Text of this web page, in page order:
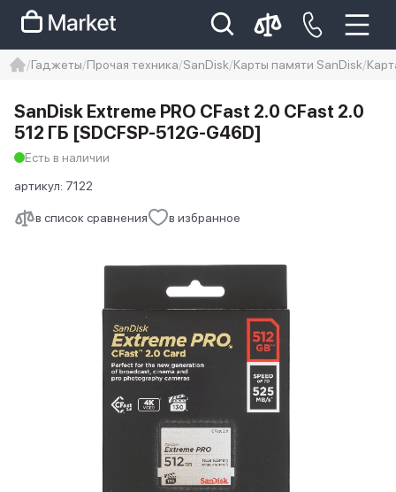
Iphone 14 pro max
айфон 14
Гаджеты Прочая техника SanDisk Карты памяти SanDisk
в список сравнения в избранное
SanDisk Extreme PRO CFast 2.0 CFast 2.0
512 ГБ [SDCFSP-512G-G46D]
Есть в наличии
артикул: 7122